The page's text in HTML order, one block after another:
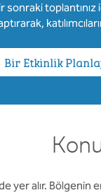
sonraki
Bir Etkinlik
yer alır.